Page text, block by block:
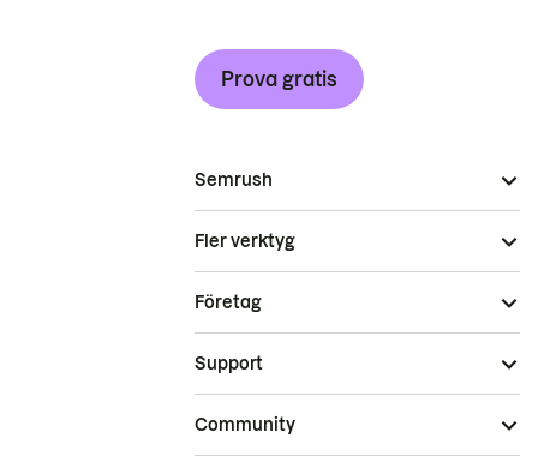
Prova gratis
Semrush
Fler verktyg
Företag
Support
Community